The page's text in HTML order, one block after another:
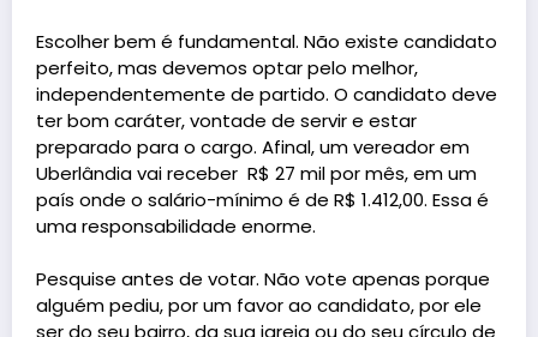
Escolher bem é fundamental. Não existe candidato
perfeito, mas devemos optar pelo melhor,
independentemente de partido. O candidato deve
ter bom caráter, vontade de servir e estar
preparado para o cargo. Afinal, um vereador em
Uberlândia vai receber R$ 27 mil por mês, em um
país onde o salário-mínimo é de R$ 1.412,00. Essa é
uma responsabilidade enorme.
Pesquise antes de votar. Não vote apenas porque
alguém pediu, por um favor ao candidato, por ele